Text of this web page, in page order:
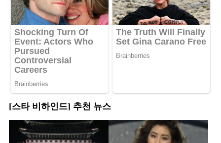
[스타 비하인드] 추천 뉴스